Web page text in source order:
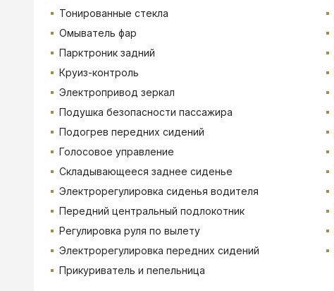
Тонированные стекла
Омыватель фар
Парктроник задний
Круиз-контроль
Электропривод зеркал
Подушка безопасности пассажира
Подогрев передних сидений
Голосовое управление
Складывающееся заднее сиденье
Электрорегулировка сиденья водителя
Передний центральный подлокотник
Регулировка руля по вылету
Электрорегулировка передних сидений
Прикуриватель и пепельница